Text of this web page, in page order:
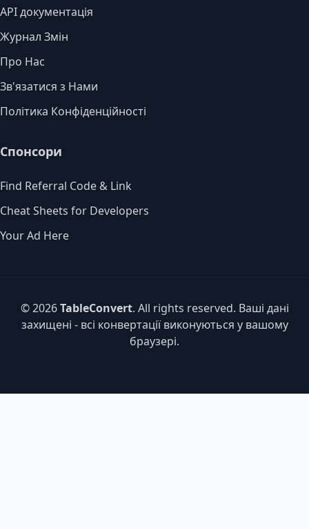
API документація
Журнал Змін
Про Нас
Зв'язатися з Нами
Політика Конфіденційності
Спонсори
Find Referral Code & Link
Cheat Sheets for Developers
Your Ad Here
© 2026TableConvert. All rights reserved. Ваші дані
захищені - всі конвертації виконуються у вашому
браузері.